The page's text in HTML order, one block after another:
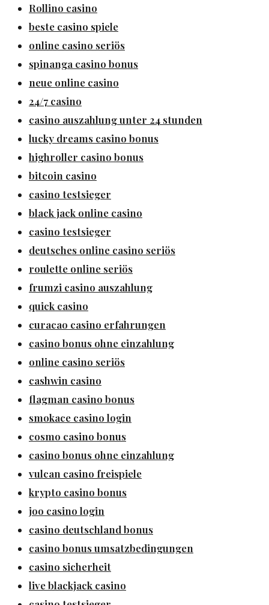
Rollino casino
beste casino spiele
online casino seriös
spinanga casino bonus
neue online casino
24/7 casino
casino auszahlung unter 24 stunden
lucky dreams casino bonus
highroller casino bonus
bitcoin casino
casino testsieger
black jack online casino
casino testsieger
deutsches online casino seriös
roulette online seriös
frumzi casino auszahlung
quick casino
curacao casino erfahrungen
casino bonus ohne einzahlung
online casino seriös
cashwin casino
flagman casino bonus
smokace casino login
cosmo casino bonus
casino bonus ohne einzahlung
vulcan casino freispiele
krypto casino bonus
joo casino login
casino deutschland bonus
casino bonus umsatzbedingungen
casino sicherheit
live blackjack casino